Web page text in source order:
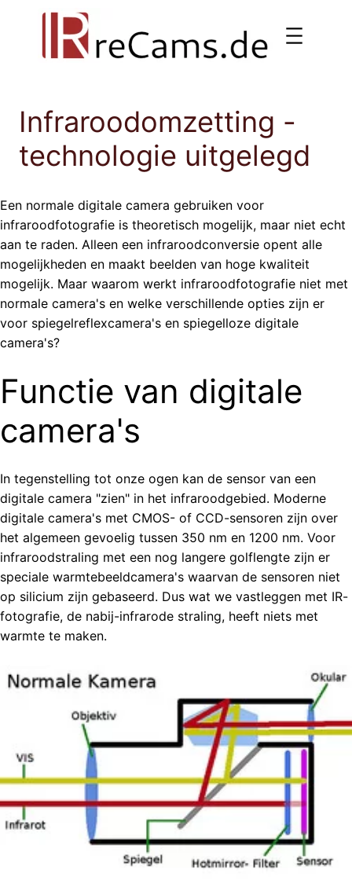
Infraroodomzetting -
technologie uitgelegd
Een normale digitale camera gebruiken voor
infraroodfotografie is theoretisch mogelijk, maar niet echt
aan te raden. Alleen een infraroodconversie opent alle
mogelijkheden en maakt beelden van hoge kwaliteit
mogelijk. Maar waarom werkt infraroodfotografie niet met
normale camera's en welke verschillende opties zijn er
voor spiegelreflexcamera's en spiegelloze digitale
camera's?
Functie van digitale
camera's
In tegenstelling tot onze ogen kan de sensor van een
digitale camera "zien" in het infraroodgebied. Moderne
digitale camera's met CMOS- of CCD-sensoren zijn over
het algemeen gevoelig tussen 350 nm en 1200 nm. Voor
infraroodstraling met een nog langere golflengte zijn er
speciale warmtebeeldcamera's waarvan de sensoren niet
op silicium zijn gebaseerd. Dus wat we vastleggen met IR-
fotografie, de nabij-infrarode straling, heeft niets met
warmte te maken.